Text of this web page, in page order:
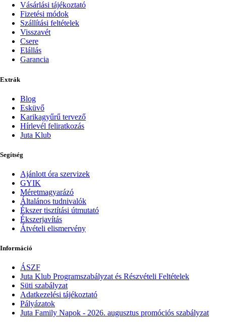
Vásárlási tájékoztató
Fizetési módok
Szállítási feltételek
Visszavét
Csere
Elállás
Garancia
Extrák
Blog
Esküvő
Karikagyűrű tervező
Hírlevél feliratkozás
Juta Klub
Segítség
Ajánlott óra szervizek
GYIK
Méretmagyarázó
Általános tudnivalók
Ékszer tisztítási útmutató
Ékszerjavítás
Átvételi elismervény
Információ
ÁSZF
Juta Klub Programszabályzat és Részvételi Feltételek
Süti szabályzat
Adatkezelési tájékoztató
Pályázatok
Juta Family Napok - 2026. augusztus promóciós szabályzat